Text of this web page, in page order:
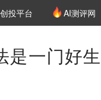
创投平台 AI测评网
是一门好生